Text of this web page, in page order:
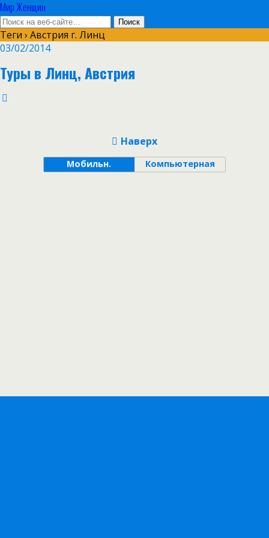
Мир Женщин
Теги › Австрия г. Линц
03/02/2014
Туры в Линц, Австрия
Наверх
Мобильн. Компьютерная